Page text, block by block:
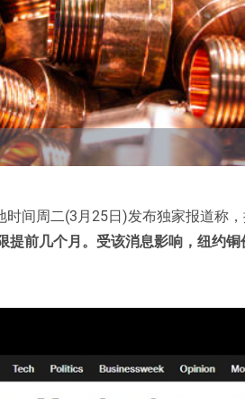
间周二(3月25日)发布独家报道称，
前几个月。受该消息影响，纽约铜